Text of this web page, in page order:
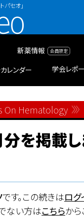
セオ」
新薬情報
レンダー 学会レポ
On Hematology
を掲載し
です。この続きはログ
ない方はこちらから